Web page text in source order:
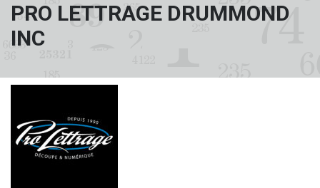
PRO LETTRAGE DRUMMOND
INC